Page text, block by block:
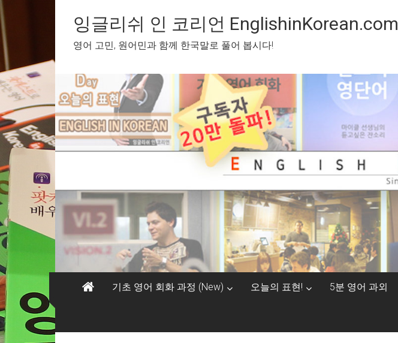
content잉글리쉬 인 코리언 EnglishinKorean.com
영어 고민, 원어민과 함께 한국말로 풀어 봅시다!
기초 영어 회화 과정 (New) 오늘의 표현! 5분 영어 과외